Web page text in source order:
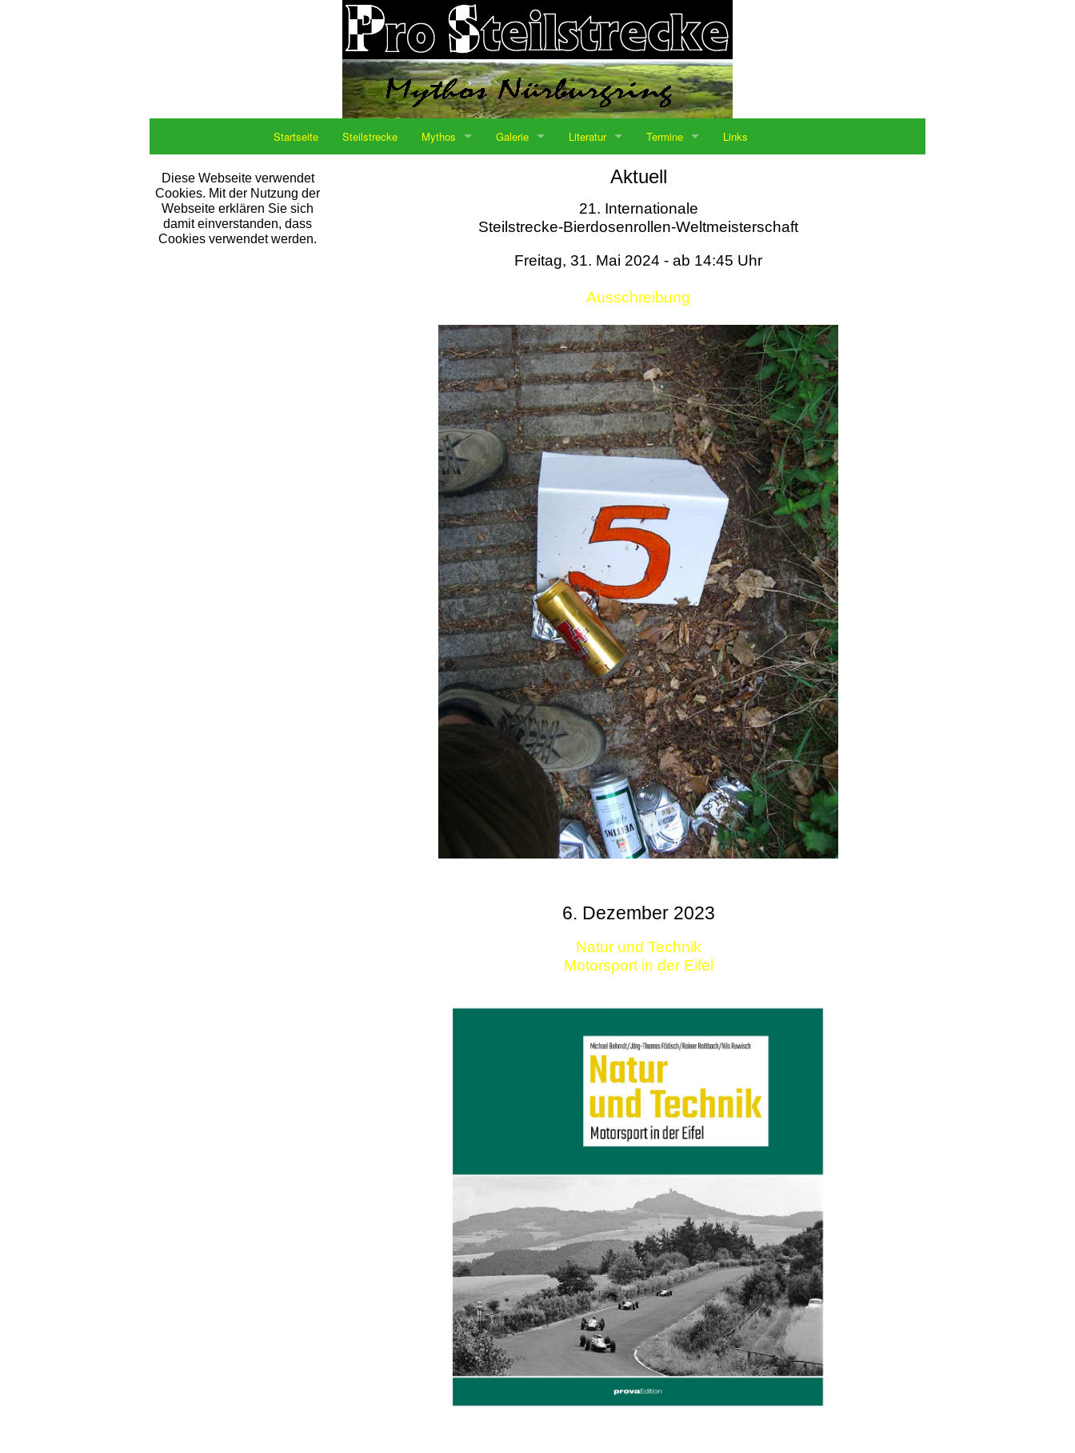
Startseite Steilstrecke Mythos Galerie Literatur Termine Links
Diese Webseite verwendet
Cookies. Mit der Nutzung der
Webseite erklären Sie sich
damit einverstanden, dass
Cookies verwendet werden.
Aktuell
21. Internationale
Steilstrecke-Bierdosenrollen-Weltmeisterschaft
Freitag, 31. Mai 2024 - ab 14:45 Uhr
Ausschreibung
6. Dezember 2023
Natur und Technik
Motorsport in der Eifel